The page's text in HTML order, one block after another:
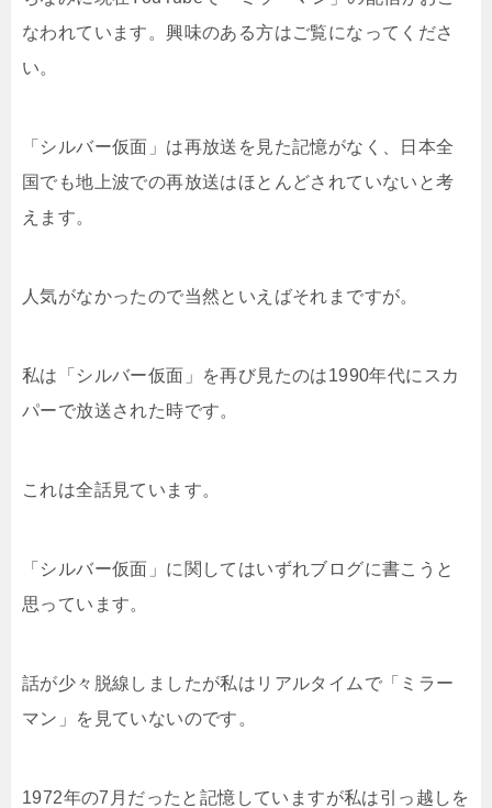
なわれています。興味のある方はご覧になってくださ
い。
「シルバー仮面」は再放送を見た記憶がなく、日本全
国でも地上波での再放送はほとんどされていないと考
えます。
人気がなかったので当然といえばそれまですが。
私は「シルバー仮面」を再び見たのは1990年代にスカ
パーで放送された時です。
これは全話見ています。
「シルバー仮面」に関してはいずれブログに書こうと
思っています。
話が少々脱線しましたが私はリアルタイムで「ミラー
マン」を見ていないのです。
1972年の7月だったと記憶していますが私は引っ越しを